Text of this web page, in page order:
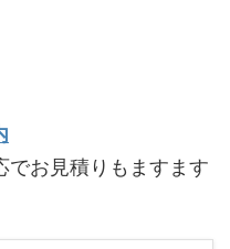
でお見積りもますます